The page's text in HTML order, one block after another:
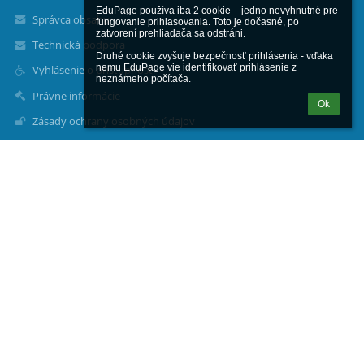
EduPage používa iba 2 cookie – jedno nevyhnutné pre
fungovanie prihlasovania. Toto je dočasné, po
zatvorení prehliadača sa odstráni.
Druhé cookie zvyšuje bezpečnosť prihlásenia - vďaka
nemu EduPage vie identifikovať prihlásenie z
neznámeho počítača.
Ok
Správca obsahu
Technická podpora
Vyhlásenie o prístupnosti
Právne informácie
Zásady ochrany osobných údajov